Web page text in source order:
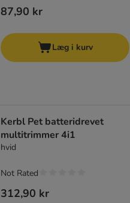
87,90 kr
Læg i kurv
Kerbl Pet batteridrevet
multitrimmer 4i1
hvid
312,90 kr
Not Rated